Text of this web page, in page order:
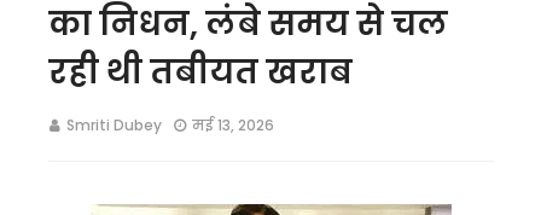
का निधन, लंबे समय से चल
रही थी तबीयत खराब
Smriti Dubey मई 13, 2026